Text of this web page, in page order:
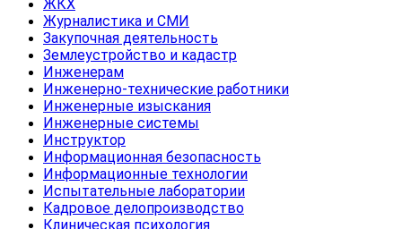
ЖКХ
Журналистика и СМИ
Закупочная деятельность
Землеустройство и кадастр
Инженерам
Инженерно-технические работники
Инженерные изыскания
Инженерные системы
Инструктор
Информационная безопасность
Информационные технологии
Испытательные лаборатории
Кадровое делопроизводство
Клиническая психология